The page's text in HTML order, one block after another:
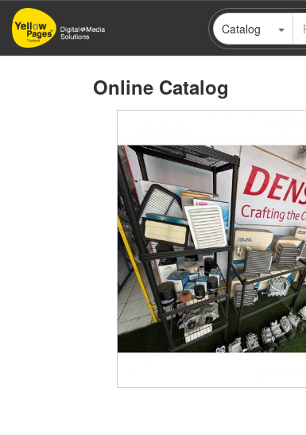
Skip
main
Catalog
Online Catalog